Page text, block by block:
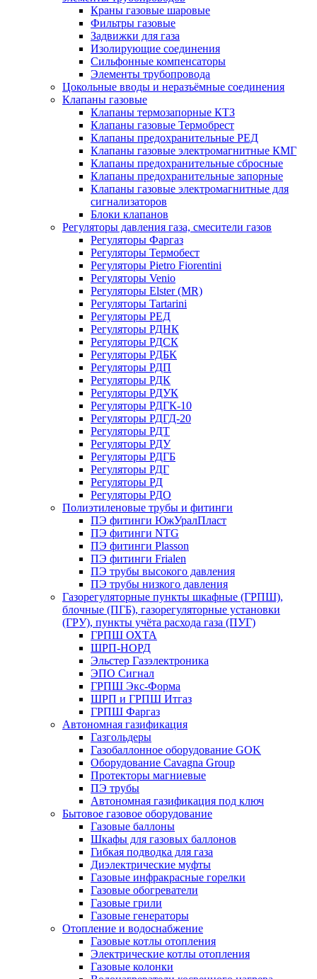
Краны газовые шаровые
Фильтры газовые
Задвижки для газа
Изолирующие соединения
Сильфонные компенсаторы
Элементы трубопровода
Цокольные вводы и неразъёмные соединения
Клапаны газовые
Клапаны термозапорные КТЗ
Клапаны газовые Термобрест
Клапаны предохранительные РЕД
Клапаны газовые электромагнитные КМГ
Клапаны предохранительные сбросные
Клапаны предохранительные запорные
Клапаны газовые электромагнитные для
сигнализаторов
Блоки клапанов
Регуляторы давления газа, смесители газов
Регуляторы Фаргаз
Регуляторы Термобест
Регуляторы Pietro Fiorentini
Регуляторы Venio
Регуляторы Elster (MR)
Регуляторы Tartarini
Регуляторы РЕД
Регуляторы РДНК
Регуляторы РДСК
Регуляторы РДБК
Регуляторы РДП
Регуляторы РДК
Регуляторы РДУК
Регуляторы РДГК-10
Регуляторы РДГД-20
Регуляторы РДТ
Регуляторы РДУ
Регуляторы РДГБ
Регуляторы РДГ
Регуляторы РД
Регуляторы РДО
Полиэтиленовые трубы и фитинги
ПЭ фитинги ЮжУралПласт
ПЭ фитинги NTG
ПЭ фитинги Plasson
ПЭ фитинги Frialen
ПЭ трубы высокого давления
ПЭ трубы низкого давления
Газорегуляторные пункты шкафные (ГРПШ),
блочные (ПГБ), газорегуляторные установки
(ГРУ), пункты учёта расхода газа (ПУГ)
ГРПШ ОХТА
ШРП-НОРД
Эльстер Газэлектроника
ЭПО Сигнал
ГРПШ Экс-Форма
ШРП и ГРПШ Итгаз
ГРПШ Фаргаз
Автономная газификация
Газгольдеры
Газобаллонное оборудование GOK
Оборудование Cavagna Group
Протекторы магниевые
ПЭ трубы
Автономная газификация под ключ
Бытовое газовое оборудование
Газовые баллоны
Шкафы для газовых баллонов
Гибкая подводка для газа
Диэлектрические муфты
Газовые инфракрасные горелки
Газовые обогреватели
Газовые грили
Газовые генераторы
Отопление и водоснабжение
Газовые котлы отопления
Электрические котлы отопления
Газовые колонки